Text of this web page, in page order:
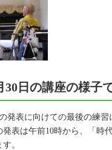
30日の講座の様子で
発表に向けての最後の練習
発表は午前10時から、「時
。